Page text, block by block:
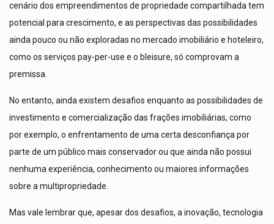
cenário dos empreendimentos de propriedade compartilhada tem
potencial para crescimento, e as perspectivas das possibilidades
ainda pouco ou não exploradas no mercado imobiliário e hoteleiro,
como os serviços pay-per-use e o bleisure, só comprovam a
premissa.
No entanto, ainda existem desafios enquanto as possibilidades de
investimento e comercialização das frações imobiliárias, como
por exemplo, o enfrentamento de uma certa desconfiança por
parte de um público mais conservador ou que ainda não possui
nenhuma experiência, conhecimento ou maiores informações
sobre a multipropriedade.
Mas vale lembrar que, apesar dos desafios, a inovação, tecnologia